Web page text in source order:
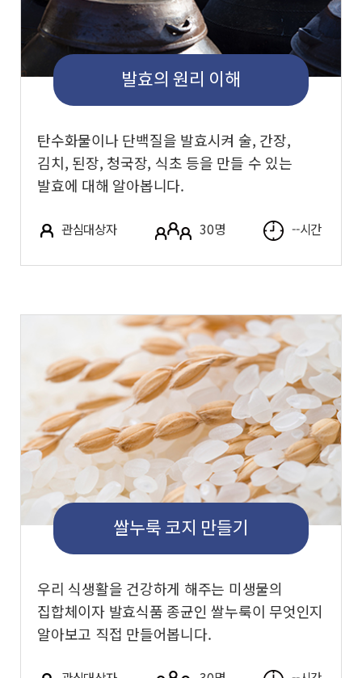
발효의 원리 이해
탄수화물이나 단백질을 발효시켜 술, 간장,
김치, 된장, 청국장, 식초 등을 만들 수 있는
발효에 대해 알아봅니다.
관심대상자 30명 --시간
쌀누룩 코지 만들기
우리 식생활을 건강하게 해주는 미생물의
집합체이자 발효식품 종균인 쌀누룩이 무엇인지
알아보고 직접 만들어봅니다.